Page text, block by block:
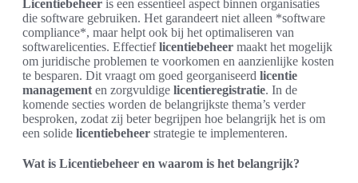
Licentiebeheer is een essentieel aspect binnen organisaties
die software gebruiken. Het garandeert niet alleen *software
compliance*, maar helpt ook bij het optimaliseren van
softwarelicenties. Effectieflicentiebeheer maakt het mogelijk
om juridische problemen te voorkomen en aanzienlijke kosten
te besparen. Dit vraagt om goed georganiseerd licentie
management en zorgvuldige licentieregistratie. In de
komende secties worden de belangrijkste thema’s verder
besproken, zodat zij beter begrijpen hoe belangrijk het is om
een solide licentiebeheer strategie te implementeren.
Wat is Licentiebeheer en waarom is het belangrijk?